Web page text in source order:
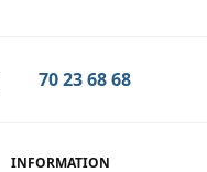
70 23 68 68
INFORMATION